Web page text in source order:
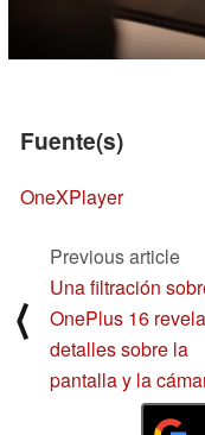
Fuente(s)
OneXPlayer
⟨
Previous article
Una filtración
OnePlus 16 revela
detalles sobre la
pantalla y la